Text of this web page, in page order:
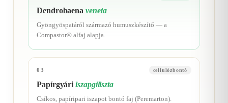
Dendrobaenaveneta
Gyöngyöspatáról származó humuszkészítő — a
Compastor® alfaj alapja.
03 cellulózbontó
Papírgyáriiszapgiliszta
Csíkos, papíripari iszapot bontó faj (Peremarton).